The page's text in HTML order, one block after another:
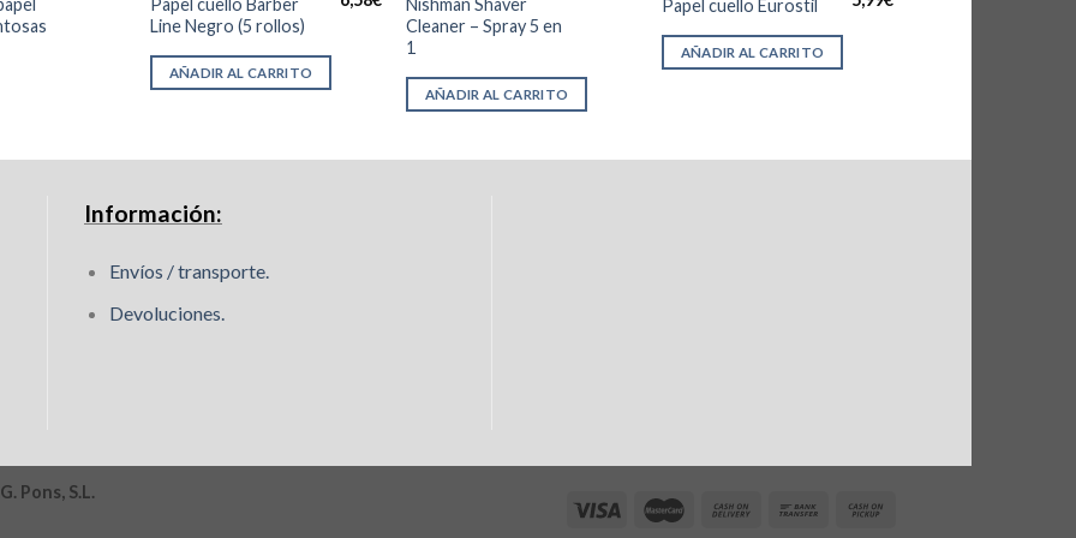
Papel cuello Barber
Line Negro (5 rollos)
precio
precio
actual
AÑADIR AL CARRITO
Nishman Shaver
Cleaner – Spray 5 en
1
AÑADIR AL CARRITO
Papel cuello Eurostil
precio
AÑADIR AL CARRITO
Información:
Envíos / transporte.
Devoluciones.
Pons, S.L.